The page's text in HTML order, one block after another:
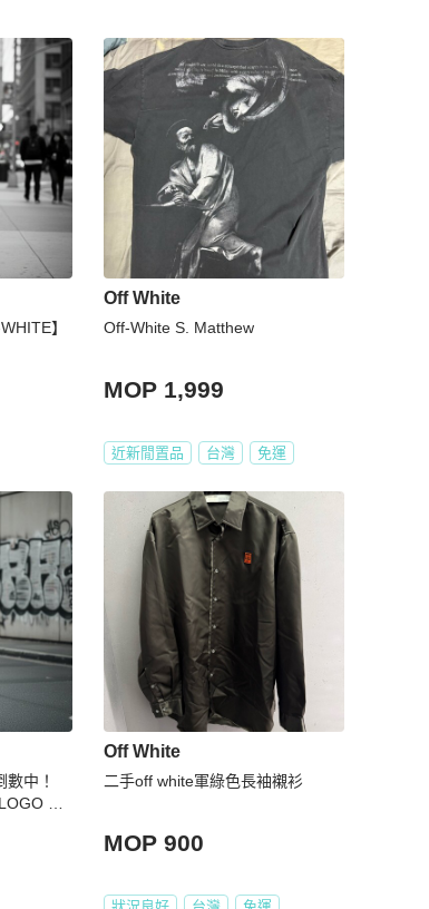
】
Off White
Off-White S. Matthew
MOP 1,999
近新閒置品 台灣 免運
中！
T
Off White
二手off white軍綠色長袖襯衫
MOP 900